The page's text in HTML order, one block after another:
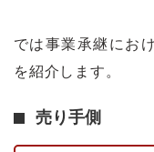
では事業承継にお
を紹介します。
売り手側